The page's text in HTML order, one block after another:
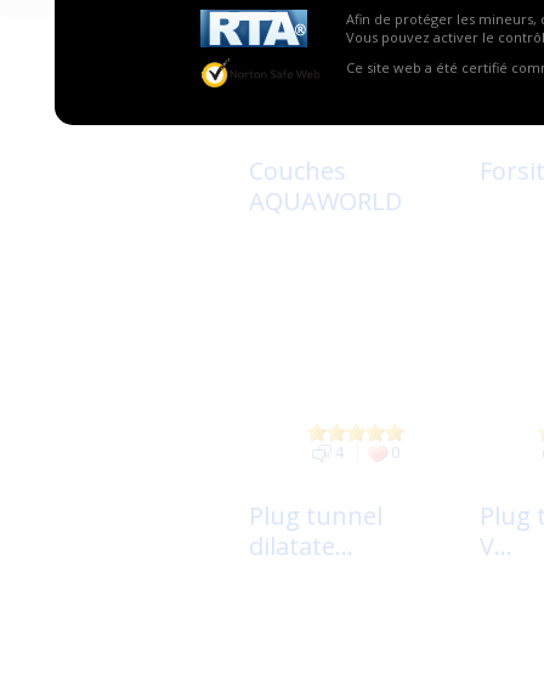
Afin de protéger les mineurs,
Vous pouvez activer le
Ce site web a été certifié
Couches
AQUAWORLD
4 0
Plug tunnel
dilatate...
Plug
V...